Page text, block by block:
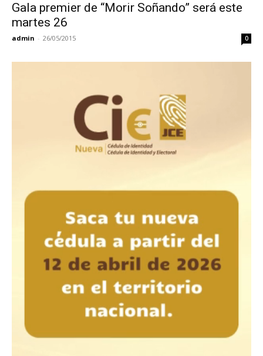
Gala premier de “Morir Soñando” será este
martes 26
admin - 26/05/2015 0